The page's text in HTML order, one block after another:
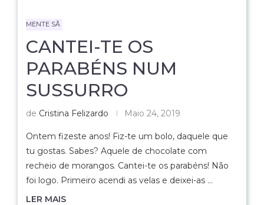
MENTE SÃ
CANTEI-TE OS
PARABÉNS NUM
SUSSURRO
de Cristina Felizardo Maio 24, 2019
Ontem fizeste anos! Fiz-te um bolo, daquele que
tu gostas. Sabes? Aquele de chocolate com
recheio de morangos. Cantei-te os parabéns! Não
foi logo. Primeiro acendi as velas e deixei-as …
LER MAIS